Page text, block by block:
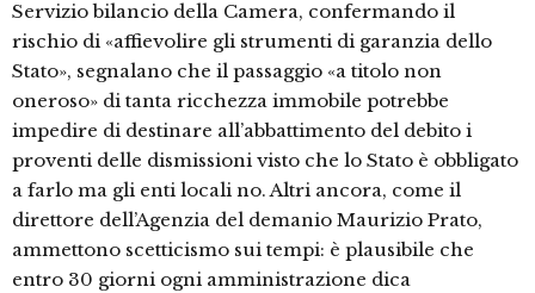
Servizio bilancio della Camera, confermando il
rischio di «affievolire gli strumenti di garanzia dello
Stato», segnalano che il passaggio «a titolo non
oneroso» di tanta ricchezza immobile potrebbe
impedire di destinare all’abbattimento del debito i
proventi delle dismissioni visto che lo Stato è obbligato
a farlo ma gli enti locali no. Altri ancora, come il
direttore dell’Agenzia del demanio Maurizio Prato,
ammettono scetticismo sui tempi: è plausibile che
entro 30 giorni ogni amministrazione dica